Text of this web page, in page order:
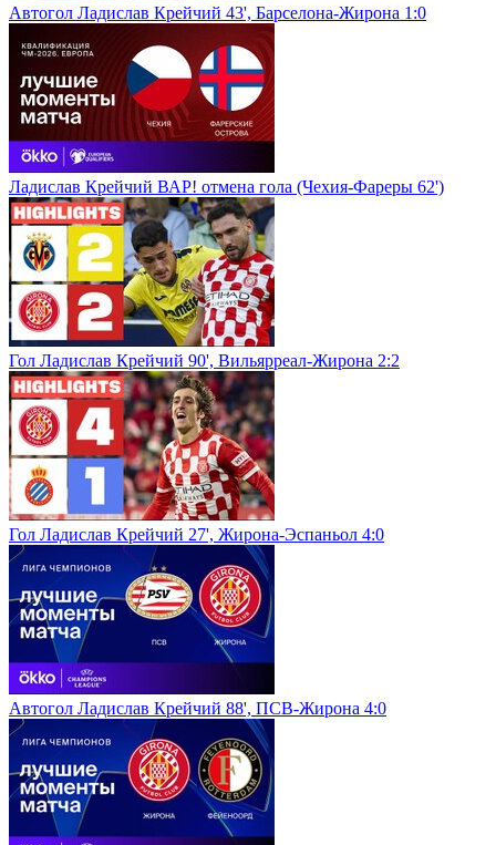
Автогол Ладислав Крейчий 43', Барселона-Жирона 1:0
Ладислав Крейчий ВАР! отмена гола (Чехия-Фареры 62')
Гол Ладислав Крейчий 90', Вильярреал-Жирона 2:2
Гол Ладислав Крейчий 27', Жирона-Эспаньол 4:0
Автогол Ладислав Крейчий 88', ПСВ-Жирона 4:0